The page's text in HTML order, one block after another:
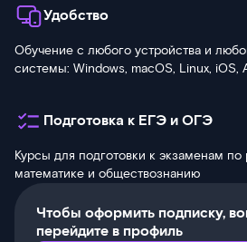
Удобство
Обучение с любого устройства и
системы: Windows, macOS, Linux, iOS,
Подготовка к ЕГЭ и ОГЭ
Курсы для подготовки к экзаменам по
математике и обществознанию
Чтобы оформить подписку,
перейдите в профиль